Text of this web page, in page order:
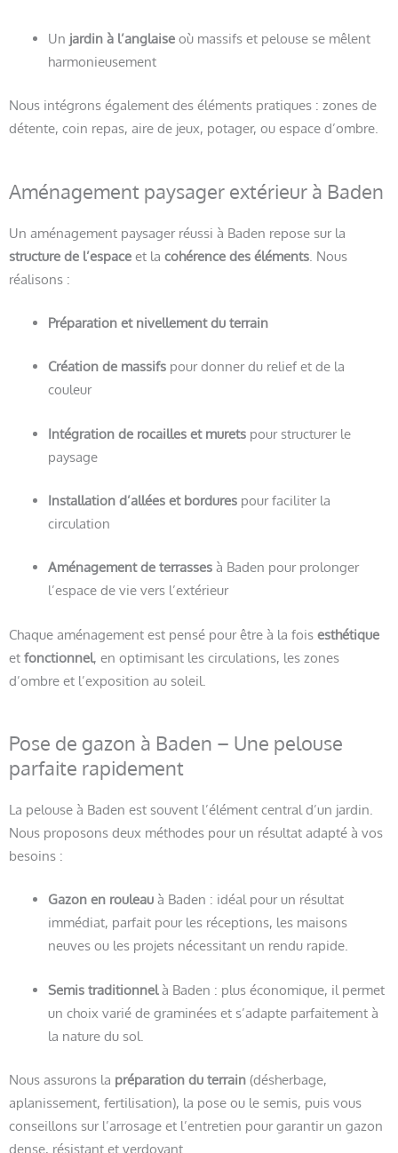
Un jardin à l’anglaiseoù massifs et pelouse se mêlent
harmonieusement
Nous intégrons également des éléments pratiques : zones de
détente, coin repas, aire de jeux, potager, ou espace d’ombre.
Aménagement paysager extérieur à Baden
Un aménagement paysager réussi à Baden repose sur la
structure de l’espace et la cohérence des éléments . Nous
réalisons :
Préparation et nivellement du terrain
Création de massifspour donner du relief et de la
couleur
Intégration de rocailles et muretspour structurer le
paysage
Installation d’allées et bordurespour faciliter la
circulation
Aménagement de terrassesà Baden pour prolonger
l’espace de vie vers l’extérieur
Chaque aménagement est pensé pour être à la fois esthétique
et fonctionnel, en optimisant les circulations, les zones
d’ombre et l’exposition au soleil.
Pose de gazon à Baden – Une pelouse
parfaite rapidement
La pelouse à Baden est souvent l’élément central d’un jardin.
Nous proposons deux méthodes pour un résultat adapté à vos
besoins :
Gazon en rouleauà Baden : idéal pour un résultat
immédiat, parfait pour les réceptions, les maisons
neuves ou les projets nécessitant un rendu rapide.
Semis traditionnelà Baden : plus économique, il permet
un choix varié de graminées et s’adapte parfaitement à
la nature du sol.
Nous assurons la préparation du terrain (désherbage,
aplanissement, fertilisation), la pose ou le semis, puis vous
conseillons sur l’arrosage et l’entretien pour garantir un gazon
dense, résistant et verdoyant.